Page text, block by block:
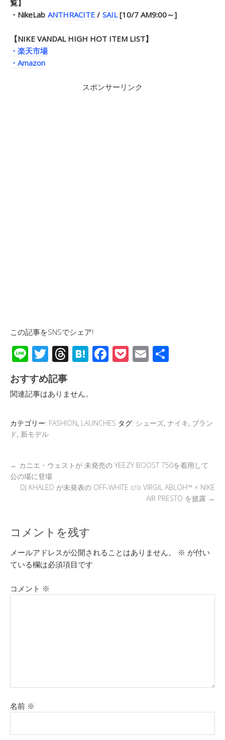
覧】
・NikeLab ANTHRACITE / SAIL [10/7 AM9:00～]
【NIKE VANDAL HIGH HOT ITEM LIST】
・楽天市場
・Amazon
スポンサーリンク
この記事をSNSでシェア!
Li
n
e
T
wi
tt
er
T
hr
e
a
d
H
at
a
F
ac
o
P
o
E
m
おすすめ記事
関連記事はありません。
カテゴリー: FASHION, LAUNCHES タグ: シューズ, ナイキ, ブラン
ド, 新モデル
← カニエ・ウェストが 未発売の YEEZY BOOST 750を着用して
公の場に登場
DJ KHALED が未発表の OFF-WHITE c/o VIRGIL ABLOH™ × NIKE
AIR PRESTO を披露 →
コメントを残す
メールアドレスが公開されることはありません。 ※ が付い
ている欄は必須項目です
コメント ※
名前 ※